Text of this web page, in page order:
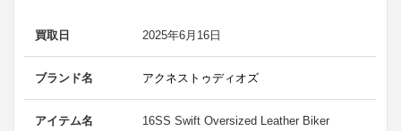
買取日 2025年6月16日
ブランド名 アクネストゥディオズ
アイテム名
16SS Swift Oversized Leather Biker